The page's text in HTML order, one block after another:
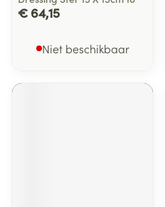
€ 64,15
Niet beschikbaar